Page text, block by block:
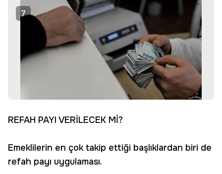
7
REFAH PAYI VERİLECEK Mİ?
Emeklilerin en çok takip ettiği başlıklardan biri de
refah payı uygulaması.